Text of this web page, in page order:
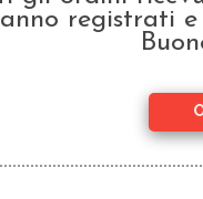
(7)
registrati